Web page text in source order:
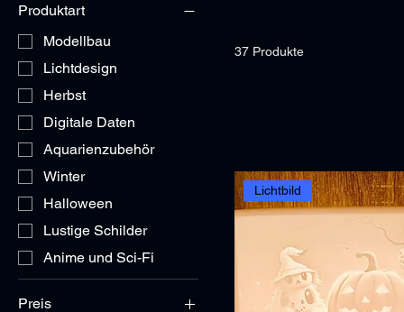
Produktart
Modellbau
Lichtdesign
Herbst
Digitale Daten
Aquarienzubehör
Winter
Halloween
Lustige Schilder
Anime und Sci-Fi
Preis
Architektur und
37 Produkte
Lichtbild